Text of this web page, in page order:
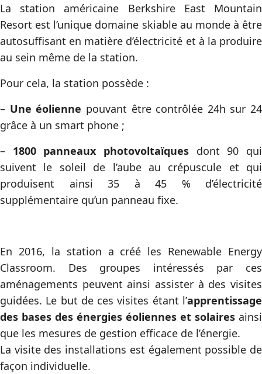
La station américaine Berkshire East Mountain
Resort est l’unique domaine skiable au monde à être
autosuffisant en matière d’électricité et à la produire
au sein même de la station.
Pour cela, la station possède :
– Une éolienne pouvant être contrôlée 24h sur 24
grâce à un smart phone ;
– 1800 panneaux photovoltaïques dont 90 qui
suivent le soleil de l’aube au crépuscule et qui
produisent ainsi 35 à 45 % d’électricité
supplémentaire qu’un panneau fixe.
En 2016, la station a créé les Renewable Energy
Classroom. Des groupes intéressés par ces
aménagements peuvent ainsi assister à des visites
guidées. Le but de ces visites étant l’apprentissage
des bases des énergies éoliennes et solaires ainsi
que les mesures de gestion efficace de l’énergie.
La visite des installations est également possible de
façon individuelle.